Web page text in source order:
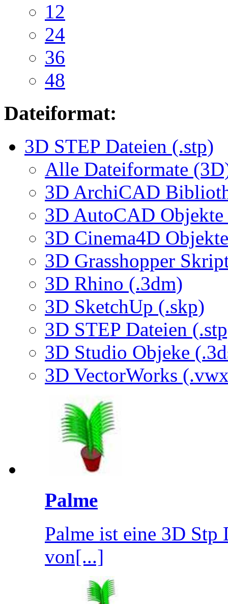
12
24
36
48
Dateiformat:
3D STEP Dateien (.stp)
Alle Dateiformate
3D ArchiCAD
3D AutoCAD
3D Cinema4D
3D Grasshopper
3D Rhino (.3dm)
3D SketchUp (.skp)
3D STEP Dateien
3D Studio Objeke
3D VectorWorks
Palme
Palme ist eine 3D Stp
von[...]